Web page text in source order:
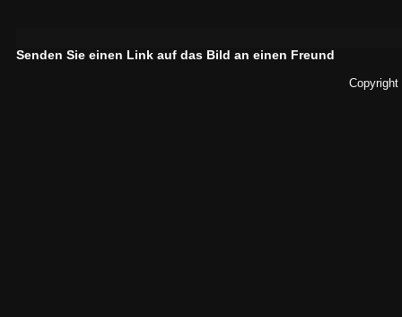
Senden Sie einen Link auf das Bild an einen Freund